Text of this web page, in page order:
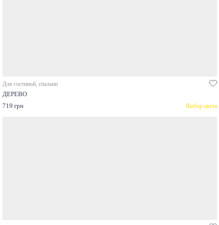
Для гостиной, спальни
ДЕРЕВО
719 грн
Выбор цвета